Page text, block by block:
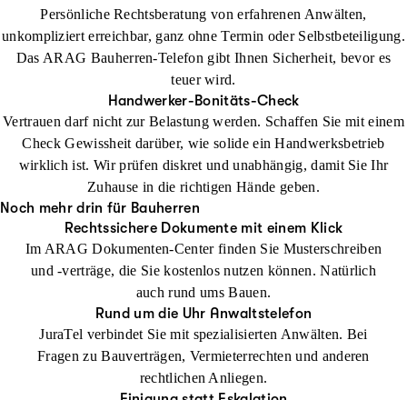
Persönliche Rechtsberatung von erfahrenen Anwälten,
unkompliziert erreichbar, ganz ohne Termin oder Selbstbeteiligung.
Das ARAG Bauherren-Telefon gibt Ihnen Sicherheit, bevor es
teuer wird.
Handwerker-Bonitäts-Check
Vertrauen darf nicht zur Belastung werden. Schaffen Sie mit einem
Check Gewissheit darüber, wie solide ein Handwerksbetrieb
wirklich ist. Wir prüfen diskret und unabhängig, damit Sie Ihr
Zuhause in die richtigen Hände geben.
Noch mehr drin für Bauherren
Rechtssichere Dokumente mit einem Klick
Im ARAG Dokumenten-Center finden Sie Musterschreiben
und -verträge, die Sie kostenlos nutzen können. Natürlich
auch rund ums Bauen.
Rund um die Uhr Anwaltstelefon
JuraTel verbindet Sie mit spezialisierten Anwälten. Bei
Fragen zu Bauverträgen, Vermieterrechten und anderen
rechtlichen Anliegen.